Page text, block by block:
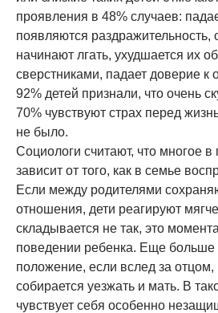
проявления в 48% случаев:
появляются раздражительность,
начинают лгать, ухудшается их
сверстниками, падает доверие
92% детей признали, что очень
70% чувствуют страх перед
не было.
Социологи считают, что многое
зависит от того, как в семье
Если между родителями
отношения, дети реагируют
складывается не так, это
поведении ребенка. Еще больше
положение, если вслед за
собирается уезжать и мать. В
чувствует себя особенно